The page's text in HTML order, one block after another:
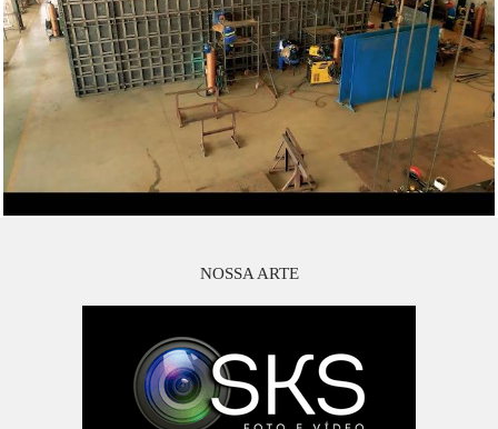
NOSSA ARTE